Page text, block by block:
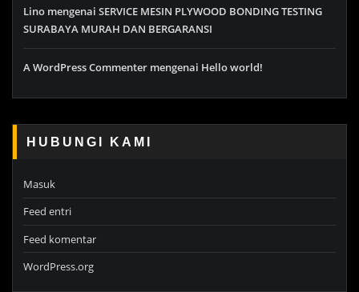
Lino mengenai SERVICE MESIN PLYWOOD BONDING TESTING
SURABAYA MURAH DAN BERGARANSI
A WordPress Commenter mengenai Hello world!
HUBUNGI KAMI
Masuk
Feed entri
Feed komentar
WordPress.org